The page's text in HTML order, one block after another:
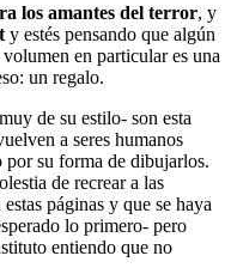
los amantes del terror, y
y estés pensando que algún
en particular es una
un regalo.
de su estilo- son esta
a seres humanos
por su forma de dibujarlos.
de recrear a las
páginas y que se haya
lo primero- pero
entiendo que no